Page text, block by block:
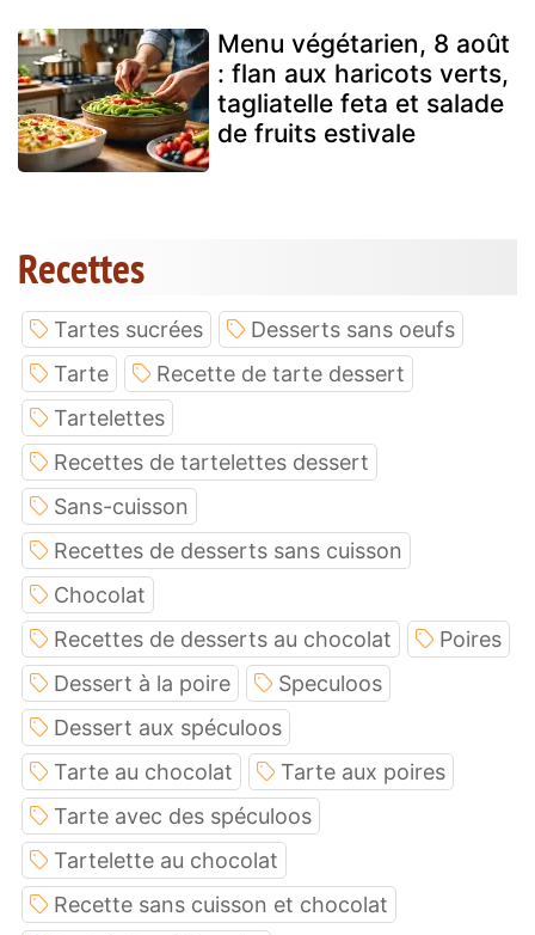
Menu végétarien, 8 août
: flan aux haricots verts,
tagliatelle feta et salade
de fruits estivale
Recettes
Tartes sucrées
Desserts sans oeufs
Tarte
Recette de tarte dessert
Tartelettes
Recettes de tartelettes dessert
Sans-cuisson
Recettes de desserts sans cuisson
Chocolat
Recettes de desserts au chocolat
Poires
Dessert à la poire
Speculoos
Dessert aux spéculoos
Tarte au chocolat
Tarte aux poires
Tarte avec des spéculoos
Tartelette au chocolat
Recette sans cuisson et chocolat